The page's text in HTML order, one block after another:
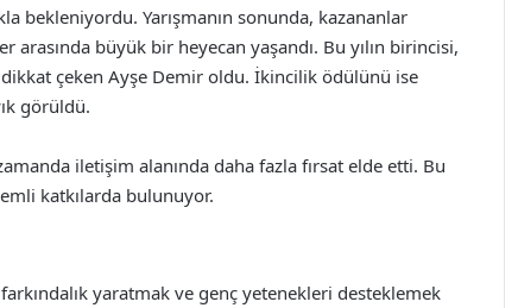
bekleniyordu. Yarışmanın sonunda, kazananlar
arasında büyük bir heyecan yaşandı. Bu yılın birincisi,
çeken Ayşe Demir oldu. İkincilik ödülünü ise
görüldü.
iletişim alanında daha fazla fırsat elde etti. Bu
katkılarda bulunuyor.
yaratmak ve genç yetenekleri desteklemek